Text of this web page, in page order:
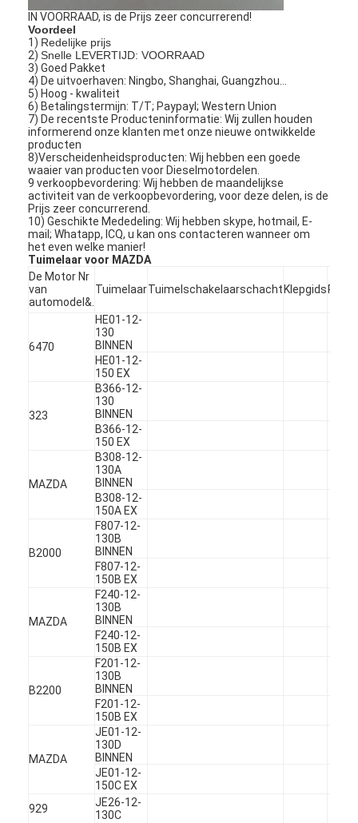
Thuis
Producten
Fabriekstocht
Kwaliteitscontrole
Neem contact met ons op
het blok van de motorcilinder
VOLLEDIGE CILINDERKOP
MotorCilinderkop
motortrapas
Motornokkenas
Motor Koppelstang
Motortuimelaar
IN VOORRAAD, is de Prijs zeer concurrerend!
Voordeel
1) Redelijke prijs
2)Snelle LEVERTIJD: VOORRAAD
3) Goed Pakket
4) De uitvoerhaven: Ningbo, Shanghai, Guangzhou…
5) Hoog - kwaliteit
6) Betalingstermijn: T/T; Paypayl; Western Union
7) De recentste Producteninformatie: Wij zullen houden
informerend onze klanten met onze nieuwe ontwikkelde
producten
8)Verscheidenheidsproducten: Wij hebben een goede
waaier van producten voor Dieselmotordelen.
9 verkoopbevordering: Wij hebben de maandelijkse
activiteit van de verkoopbevordering, voor deze delen, is de
Prijs zeer concurrerend.
10) Geschikte Mededeling: Wij hebben skype, hotmail, E-
mail; Whatapp, ICQ, u kan ons contacteren wanneer om
het even welke manier!
Tuimelaar voor MAZDA
De Motor Nr
van
automodel&.
TuimelaarTuimelschakelaarschacht Klepgids
6470
HE01-12-
130
BINNEN
HE01-12-
150 EX
323
B366-12-
130
BINNEN
B366-12-
150 EX
MAZDA
B308-12-
130A
BINNEN
B308-12-
150A EX
B2000
F807-12-
130B
BINNEN
F807-12-
150B EX
MAZDA
F240-12-
130B
BINNEN
F240-12-
150B EX
B2200
F201-12-
130B
BINNEN
F201-12-
150B EX
MAZDA
JE01-12-
130D
BINNEN
JE01-12-
150C EX
929
JE26-12-
130C